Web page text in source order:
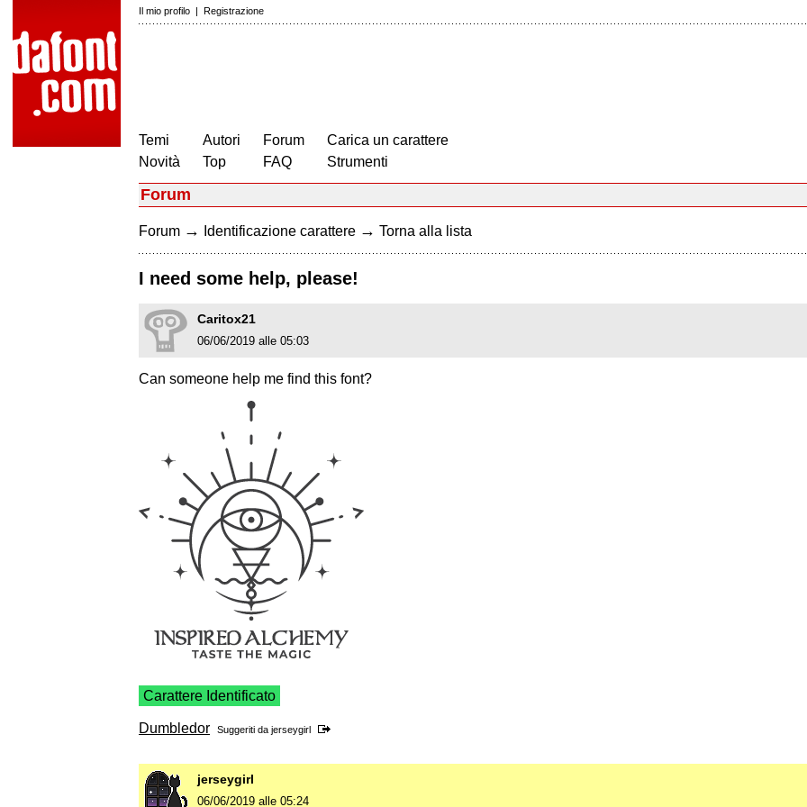
Il mio profilo | Registrazione
Temi
Novità
Autori
Top
Forum
FAQ
Carica un carattere
Strumenti
Forum
Forum → Identificazione carattere → Torna alla lista
I need some help, please!
Caritox21
06/06/2019 alle 05:03
Can someone help me find this font?
Carattere Identificato
Dumbledor Suggeriti da jerseygirl
jerseygirl
06/06/2019 alle 05:24